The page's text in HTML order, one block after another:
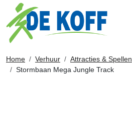
Home Verhuur Attracties & Spellen
Stormbaan Mega Jungle Track